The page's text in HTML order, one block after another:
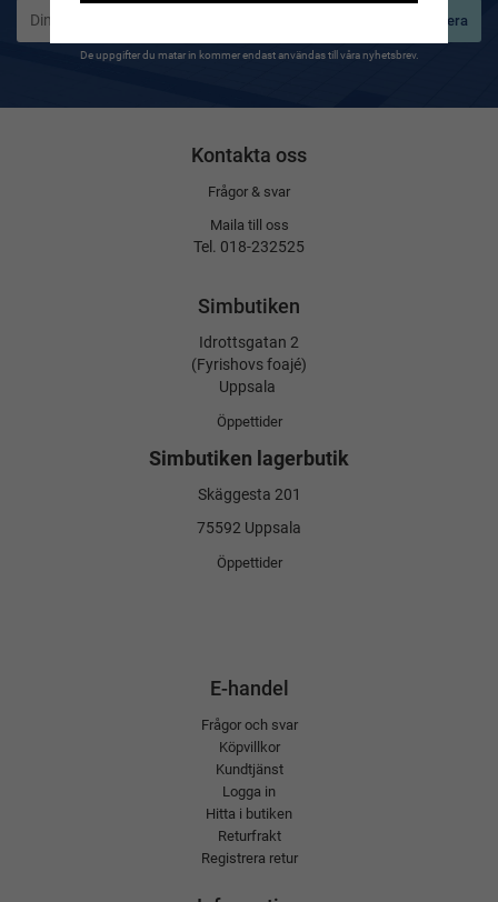
Prenumerera
De uppgifter du matar in kommer endast användas till våra nyhetsbrev.
Kontakta oss
Frågor & svar
Maila till oss
Tel. 018-232525
Simbutiken
Idrottsgatan 2
(Fyrishovs foajé)
Uppsala
Öppettider
Simbutiken lagerbutik
Skäggesta 201
75592 Uppsala
Öppettider
E-handel
Frågor och svar
Köpvillkor
Kundtjänst
Logga in
Hitta i butiken
Returfrakt
Registrera retur